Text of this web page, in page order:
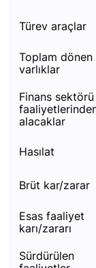
türev araçlar
toplam dönen
varlıklar
finans sektörü
alacaklar
hasılat
brüt kar/zarar
esas faali̇yet
kari/zarari
sürdürülen